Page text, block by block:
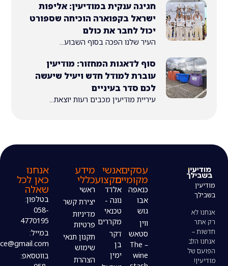
חגיגה ענקית במודיעין: אליפות
ישראל בקפוארה הוכיחה שספורט
יכול לחבר את כולם
העיר שלנו הפכה בסוף השבוע...
סוף לדאגות המחזור: מודיעין
עוברת למודל חדש ויעיל שיעשה
לכם סדר בעיניים
עיריית מודיעין מכבים רעות יוצאת...
עסקים
מקומיים
wine
אנשי
מקצוע
אלדד
נונה -
טכנאי
מקררים
מידע
כללי
ראשי
יצירת קשר
מדיניות
פרטיות
תקנון תנאי
שימוש
הצהרת
אנחנו
כאן לכל
שאלה
בטלפון:
058-
4770195
במייל:
modiin4uoffice@gmail.com
בווטסאפ: